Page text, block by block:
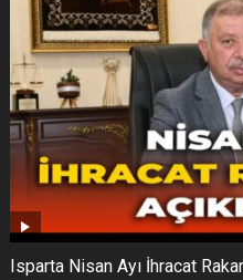
Isparta Nisan Ayı İhracat